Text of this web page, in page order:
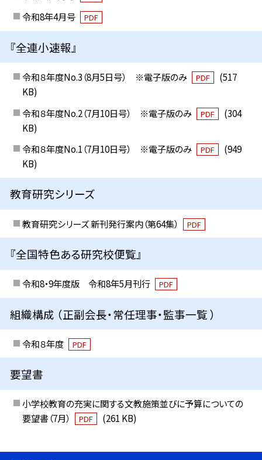
令和8年4月号 PDF
『全連小速報』
令和８年度No.3（8月5日号） ※電子版のみ PDF
(517
KB)
令和８年度No.2（7月10日号） ※電子版のみ
PDF
(304
KB)
令和８年度No.1（7月10日号） ※電子版のみ
PDF
(949
KB)
教育研究シリーズ
教育研究シリーズ 新刊発行案内（第64集） PDF
『全国特色ある研究校便覧』
令和8・9年度版 令和8年5月刊行 PDF
組織構成 （正副会長・常任理事・監事一覧 ）
令和８年度 PDF
要望書
小学校教育の充実に関する文教施策並びに予算についての
要望書（7月）
PDF (261 KB)